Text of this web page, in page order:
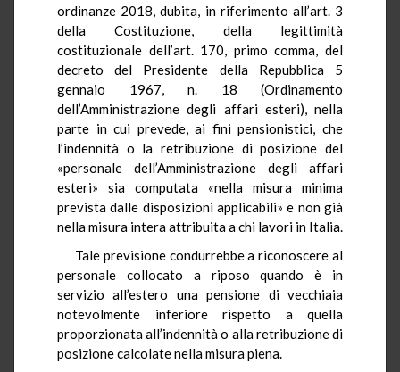
ordinanze 2018, dubita, in riferimento all’art. 3
della Costituzione, della legittimità
costituzionale dell’art. 170, primo comma, del
decreto del Presidente della Repubblica 5
gennaio 1967, n. 18 (Ordinamento
dell’Amministrazione degli affari esteri), nella
parte in cui prevede, ai fini pensionistici, che
l’indennità o la retribuzione di posizione del
«personale dell’Amministrazione degli affari
esteri» sia computata «nella misura minima
prevista dalle disposizioni applicabili» e non già
nella misura intera attribuita a chi lavori in Italia.
Tale previsione condurrebbe a riconoscere al
personale collocato a riposo quando è in
servizio all’estero una pensione di vecchiaia
notevolmente inferiore rispetto a quella
proporzionata all’indennità o alla retribuzione di
posizione calcolate nella misura piena.